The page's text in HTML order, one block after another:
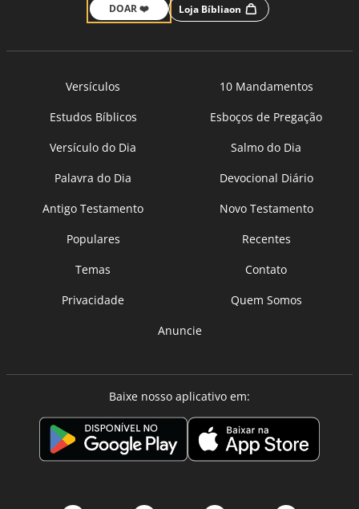
DOAR ❤️ Loja Bíbliaon
Versículos
10 Mandamentos
Estudos Bíblicos
Esboços de Pregação
Versículo do Dia
Salmo do Dia
Palavra do Dia
Devocional Diário
Antigo Testamento
Novo Testamento
Populares
Recentes
Temas
Contato
Privacidade
Quem Somos
Anuncie
Baixe nosso aplicativo em: